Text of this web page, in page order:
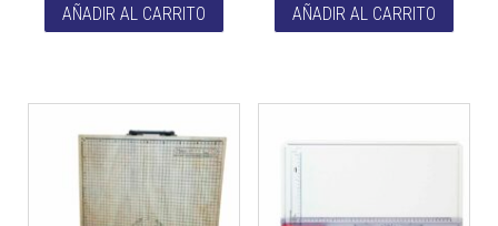
AÑADIR AL CARRITO AÑADIR AL CARRITO